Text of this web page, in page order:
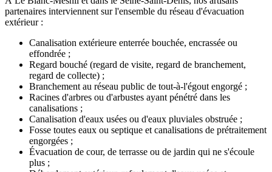
partenaires interviennent sur l'ensemble du réseau d'évacuation
extérieur :
Canalisation extérieure enterrée bouchée, encrassée ou
effondrée ;
Regard bouché (regard de visite, regard de branchement,
regard de collecte) ;
Branchement au réseau public de tout-à-l'égout engorgé ;
Racines d'arbres ou d'arbustes ayant pénétré dans les
canalisations ;
Canalisation d'eaux usées ou d'eaux pluviales obstruée ;
Fosse toutes eaux ou septique et canalisations de prétraitement
engorgées ;
Évacuation de cour, de terrasse ou de jardin qui ne s'écoule
plus ;